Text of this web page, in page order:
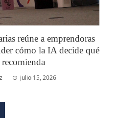
reúne a emprendoras
cómo la IA decide qué
recomienda
julio 15, 2026